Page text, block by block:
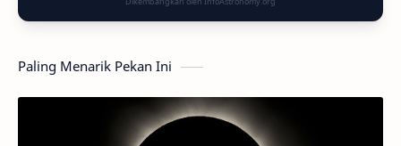
Paling Menarik Pekan Ini